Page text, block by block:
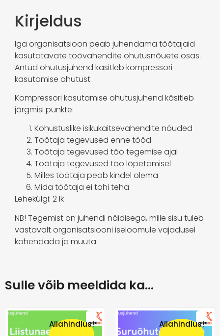
Kirjeldus
Iga organisatsioon peab juhendama töötajaid
kasutatavate töövahendite ohutusnõuete osas.
Antud ohutusjuhend käsitleb kompressori
kasutamise ohutust.
Kompressori kasutamise ohutusjuhend käsitleb
järgmisi punkte:
Kohustuslike isikukaitsevahendite nõuded
Töötaja tegevused enne tööd
Töötaja tegevused töö tegemise ajal
Töötaja tegevused töö lõpetamisel
Milles töötaja peab kindel olema
Mida töötaja ei tohi teha
Lehekülgi: 2 lk
NB! Tegemist on juhendi näidisega, mille sisu tuleb
vastavalt organisatsiooni iseloomule vajadusel
kohendada ja muuta.
Sulle võib meeldida ka…
Allahindlus! Allahindlus!